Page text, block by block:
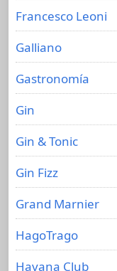
Francesco Leoni
Galliano
Gastronomía
Gin
Gin & Tonic
Gin Fizz
Grand Marnier
HagoTrago
Havana Club